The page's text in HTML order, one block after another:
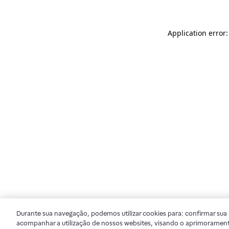
Application
Durante sua navegação, podemos utilizar cookies para: confirmar
acompanhar a utilização de nossos websites, visando o